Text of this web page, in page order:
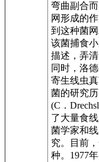
弯曲副合
网形成的
到这种菌
该菌捕食
描述，弄
同时，洛
寄生线虫
菌的研究
(C．
了大量食
菌学家和
究。目前
种。1977